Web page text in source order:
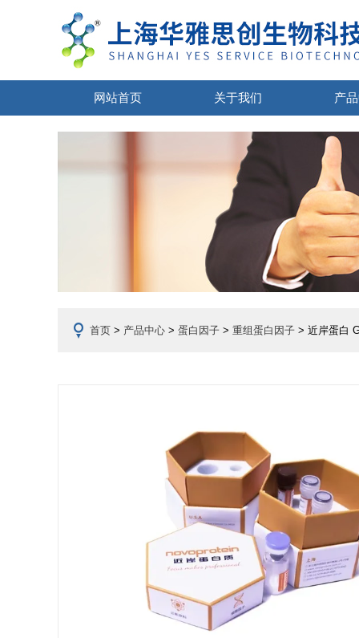
网站首页 关于我们 产
首页 > 产品中心 > 蛋白因子 > 重组蛋白因子 > 近岸蛋白